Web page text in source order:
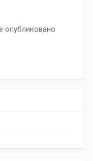
опубликовано